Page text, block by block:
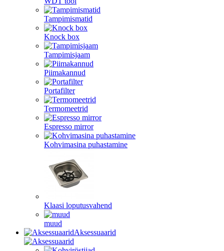
Tampimismatid
Knock box
Tampimisjaam
Piimakannud
Portafilter
Termomeetrid
Espresso mirror
Kohvimasina puhastamine
Klaasi loputusvahend
muud
Aksessuaarid